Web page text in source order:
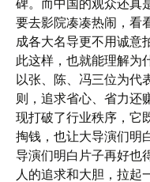
碑。而中国的观众还真
要去影院凑凑热闹，看
成各大名导更不用诚意
此这样，也就能理解为
以张、陈、冯三位为代
则，追求省心、省力还
现打破了行业秩序，它
掏钱，也让大导演们明
导演们明白片子再好也
人的追求和大胆，拉起